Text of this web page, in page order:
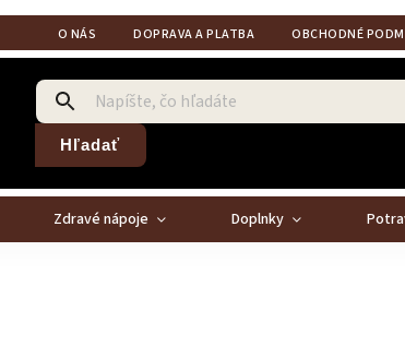
O NÁS DOPRAVA A PLATBA OBCHODNÉ
Hľadať
Zdravé nápoje Doplnky